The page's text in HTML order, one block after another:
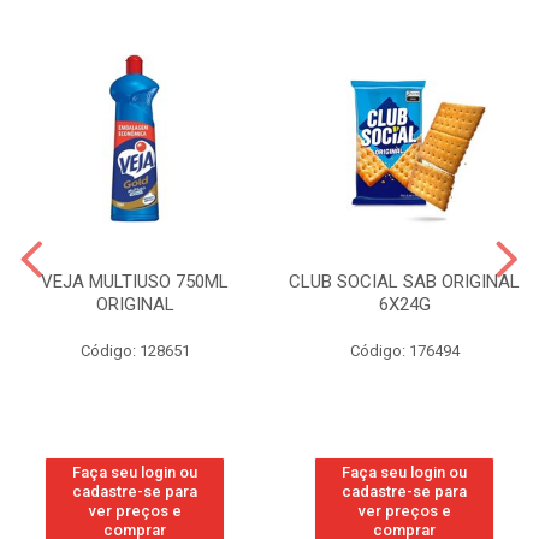
VEJA MULTIUSO 750ML
ORIGINAL
Código: 128651
Faça seu login ou
cadastre-se para
ver preços e
comprar
CLUB SOCIAL SAB ORIGINAL
6X24G
Código: 176494
Faça seu login ou
cadastre-se para
ver preços e
comprar